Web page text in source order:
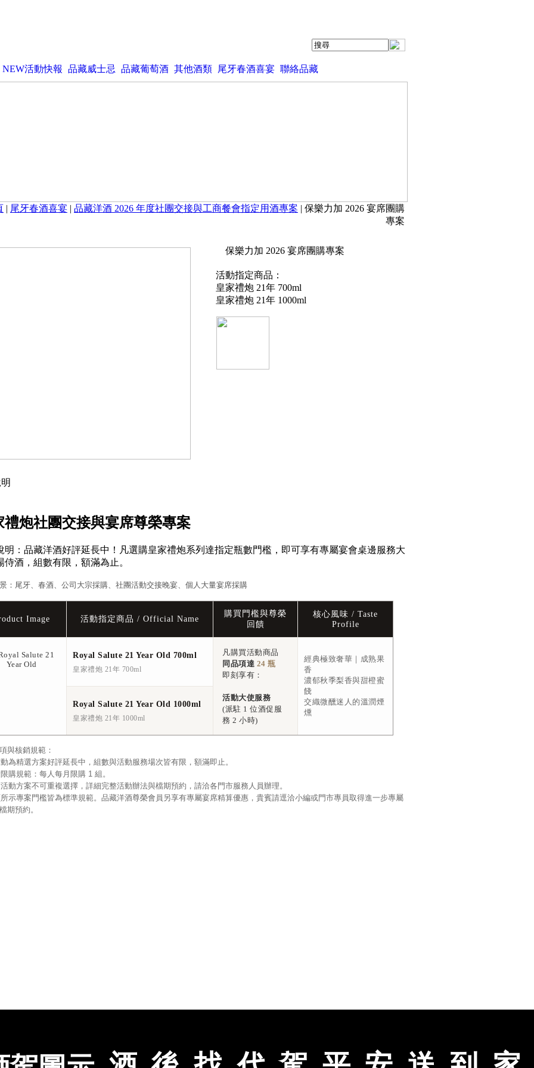
NEW活動快報 品藏威士忌 品藏葡萄酒 其他酒類 尾牙春酒喜宴 聯絡品藏
| 尾牙春酒喜宴 | 品藏洋酒 2026 年度社團交接與工商餐會指定用酒專案 | 保樂力加 2026 宴席團購
專案
保樂力加 2026 宴席團購專案
活動指定商品：
皇家禮炮 21年 700ml
皇家禮炮 21年 1000ml
禮炮社團交接與宴席尊榮專案
明：品藏洋酒好評延長中！凡選購皇家禮炮系列達指定瓶數門檻，即可享有專屬宴會桌邊服務大
侍酒，組數有限，額滿為止。
：尾牙、春酒、公司大宗採購、社團活動交接晚宴、個人大量宴席採購
Image 活動指定商品 / Official Name
購買門檻與尊榮
回饋
核心風味 / Taste
Profile
Royal Salute 21 Year Old 700ml
皇家禮炮 21年 700ml
凡購買活動商品
同品項達 24 瓶
即刻享有：
活動大使服務
(派駐 1 位酒促服
務 2 小時)
經典極致奢華｜成熟果
香
濃郁秋季梨香與甜橙蜜
餞
交織微醺迷人的溫潤煙
燻
Royal Salute 21 Year Old 1000ml
皇家禮炮 21年 1000ml
與核銷規範：
為精選方案好評延長中，組數與活動服務場次皆有限，額滿即止。
購規範：每人每月限購 1 組。
動方案不可重複選擇，詳細完整活動辦法與檔期預約，請洽各門市服務人員辦理。
示專案門檻皆為標準規範。品藏洋酒尊榮會員另享有專屬宴席精算優惠，貴賓請逕洽小編或門市專員取得進一步專屬
期預約。